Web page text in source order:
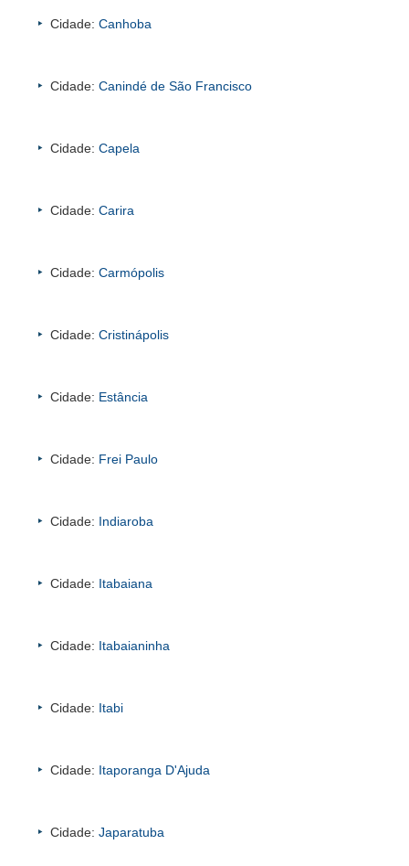
Cidade: Canhoba
Cidade: Canindé de São Francisco
Cidade: Capela
Cidade: Carira
Cidade: Carmópolis
Cidade: Cristinápolis
Cidade: Estância
Cidade: Frei Paulo
Cidade: Indiaroba
Cidade: Itabaiana
Cidade: Itabaianinha
Cidade: Itabi
Cidade: Itaporanga D'Ajuda
Cidade: Japaratuba